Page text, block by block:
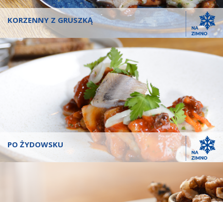
KORZENNY Z GRUSZKĄ
PO ŻYDOWSKU